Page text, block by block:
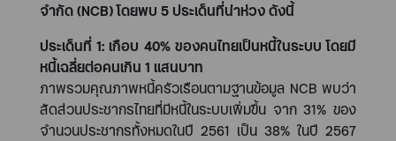
จำกัด (NCB)โดยพบ 5ประเด็นที่น่าห่วง ดังนี้
ประเด็นที่1:เกือบ 40% ของคนไทยเป็นหนี้ในระบบ โดยมี
หนี้เฉลี่ยต่อคนเกิน 1 แสนบาท
ภาพรวมคุณภาพหนี้ครัวเรือนตามฐานข้อมูล NCB พบว่า
สัดส่วนประชากรไทยที่มีหนี้ในระบบเพิ่มขึ้น จาก31%ของ
จำนวนประชากรทั้งหมดในปี 2561 เป็น 38% ในปี 2567